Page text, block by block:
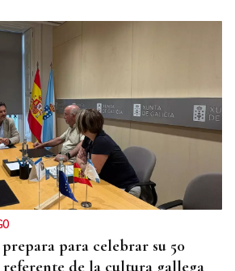
prepara para celebrar su 50
de la cultura gallega